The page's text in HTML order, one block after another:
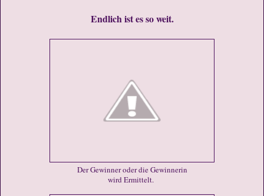
Endlich ist es so weit.
Der Gewinner oder die Gewinnerin
wird Ermittelt.